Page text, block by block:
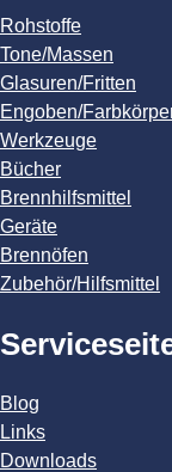
Rohstoffe
Tone/Massen
Glasuren/Fritten
Engoben/
Werkzeuge
Bücher
Brennhilfsmittel
Geräte
Brennöfen
Zubehör/Hilfsmittel
Blog
Links
Downloads